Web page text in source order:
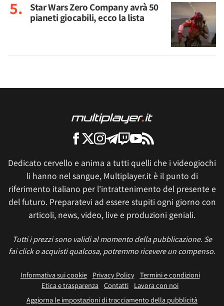
Star Wars Zero Company avrà 50
pianeti giocabili, ecco la lista
Dedicato cervello e anima a tutti quelli che i videogiochi
li hanno nel sangue, Multiplayer.it è il punto di
riferimento italiano per l'intrattenimento del presente e
del futuro. Preparatevi ad essere stupiti ogni giorno con
articoli, news, video, live e produzioni geniali.
Tutti i prezzi sono validi al momento della pubblicazione. Se
fai click o acquisti qualcosa, potremmo ricevere un compenso.
Informativa sui cookie Privacy Policy
Termini e condizioni
Etica e trasparenza Contatti
Lavora con noi
Aggiorna le impostazioni di tracciamento della pubblicità